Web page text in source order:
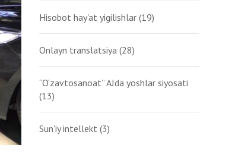
Hisobot hay'at yigilishlar (19)
Onlayn translatsiya (28)
“O‘zavtosanoat” AJda yoshlar siyosati
(13)
Sun'iy intellekt (3)